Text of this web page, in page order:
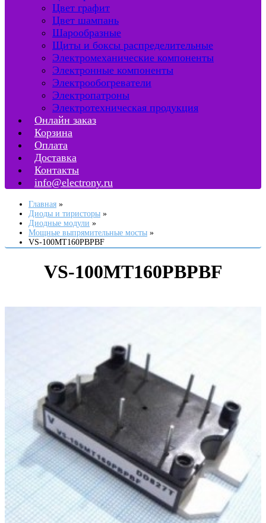
Цвет графит
Цвет шампань
Шарообразные
Щиты и боксы распределительные
Электромеханические компоненты
Электронные компоненты
Электрообогреватели
Электропатроны
Электротехническая продукция
Онлайн заказ
Корзина
Оплата
Доставка
Контакты
info@electrony.ru
Главная
Диоды и тиристоры
Диодные модули
Мощные выпрямительные мосты
VS-100MT160PBPBF
VS-100MT160PBPBF